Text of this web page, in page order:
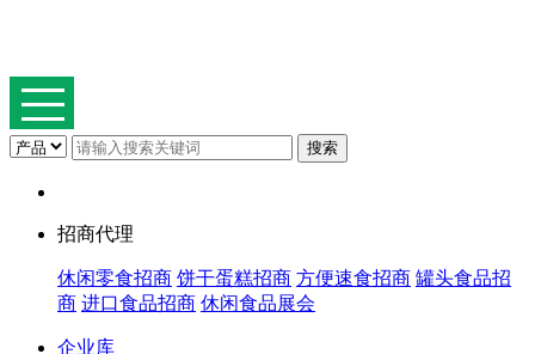
招商代理
休闲零食招商 饼干蛋糕招商 方便速食招商 罐头食品招
商 进口食品招商 休闲食品展会
企业库